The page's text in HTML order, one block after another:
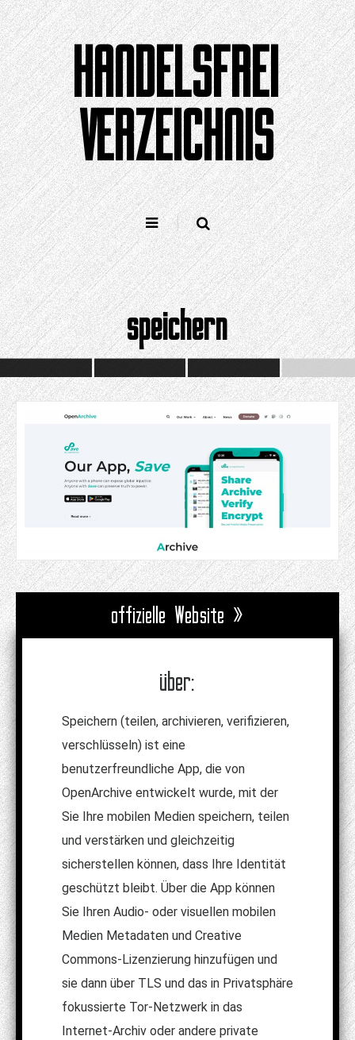
Zum
Inhalt
springen
HANDELSFREI
VERZEICHNIS
speichern
offizielle Website »
über:
Speichern (teilen, archivieren, verifizieren,
verschlüsseln) ist eine
benutzerfreundliche App, die von
OpenArchive entwickelt wurde, mit der
Sie Ihre mobilen Medien speichern, teilen
und verstärken und gleichzeitig
sicherstellen können, dass Ihre Identität
geschützt bleibt. Über die App können
Sie Ihren Audio- oder visuellen mobilen
Medien Metadaten und Creative
Commons-Lizenzierung hinzufügen und
sie dann über TLS und das in Privatsphäre
fokussierte Tor-Netzwerk in das
Internet-Archiv oder andere private